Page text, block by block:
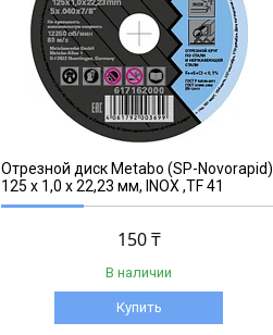
Отрезной диск Metabo (SP-Novorapid)
125 x 1,0 x 22,23 мм, INOX ,TF 41
150 ₸
В наличии
Купить
T000035857